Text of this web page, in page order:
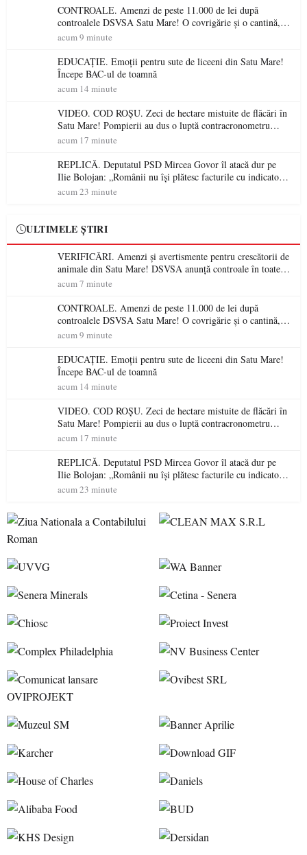
CONTROALE. Amenzi de peste 11.000 de lei după
controalele DSVSA Satu Mare! O covrigărie și o cantină,
sancționate pentru nereguli
acum 9 minute
EDUCAȚIE. Emoții pentru sute de liceeni din Satu Mare!
Începe BAC-ul de toamnă
acum 14 minute
VIDEO. COD ROȘU. Zeci de hectare mistuite de flăcări în
Satu Mare! Pompierii au dus o luptă contracronometru
pentru a salva o pădure de la dezastru
acum 17 minute
REPLICĂ. Deputatul PSD Mircea Govor îl atacă dur pe
Ilie Bolojan: „Românii nu își plătesc facturile cu indicatori
economici”
acum 23 minute
ULTIMELE ȘTIRI
VERIFICĂRI. Amenzi și avertismente pentru crescătorii de
animale din Satu Mare! DSVSA anunță controale în toate
gospodăriile și face apel la respectarea legii
acum 7 minute
CONTROALE. Amenzi de peste 11.000 de lei după
controalele DSVSA Satu Mare! O covrigărie și o cantină,
sancționate pentru nereguli
acum 9 minute
EDUCAȚIE. Emoții pentru sute de liceeni din Satu Mare!
Începe BAC-ul de toamnă
acum 14 minute
VIDEO. COD ROȘU. Zeci de hectare mistuite de flăcări în
Satu Mare! Pompierii au dus o luptă contracronometru
pentru a salva o pădure de la dezastru
acum 17 minute
REPLICĂ. Deputatul PSD Mircea Govor îl atacă dur pe
Ilie Bolojan: „Românii nu își plătesc facturile cu indicatori
economici”
acum 23 minute